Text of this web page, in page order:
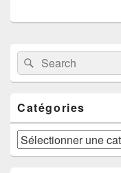
Primary
Sidebar
Widget
Area
Search
for:
Search
Catégories
Catégories